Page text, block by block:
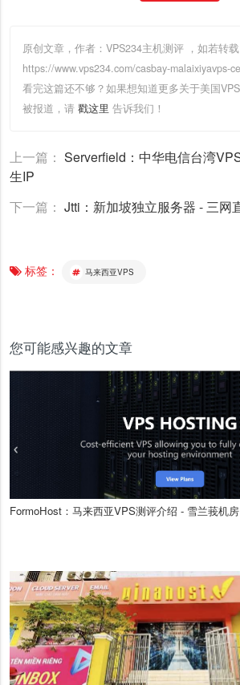
原创文章，作者：VPS234主机测评 ，如若转
https://www.vps234.com/casbay-malaixiyavps-
看完这篇还不够？如果想知道更多关于美国
被报道，请 戳这里 告诉我们！
上一篇： Serverfield：中华电信台湾
生IP
下一篇： Jtti：新加坡独立服务器 - 三网
标签： 马来西亚VPS
您可能感兴趣的文章
FormoHost：马来西亚VPS测评介绍 - 雪兰莪机房